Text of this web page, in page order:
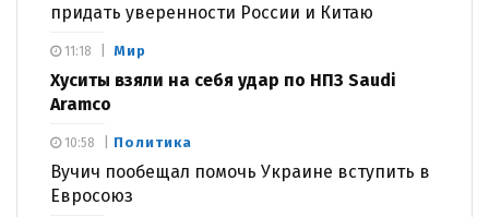
придать уверенности России и Китаю
Мир
Хуситы взяли на себя удар по НПЗ Saudi
Aramco
11:18
Политика
Вучич пообещал помочь Украине вступить в
Евросоюз
10:58